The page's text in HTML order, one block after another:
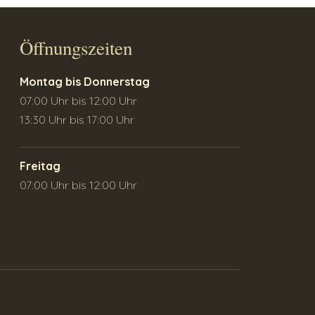
Öffnungszeiten
Montag bis Donnerstag
07:00 Uhr bis 12:00 Uhr
13:30 Uhr bis 17:00 Uhr
Freitag
07:00 Uhr bis 12:00 Uhr